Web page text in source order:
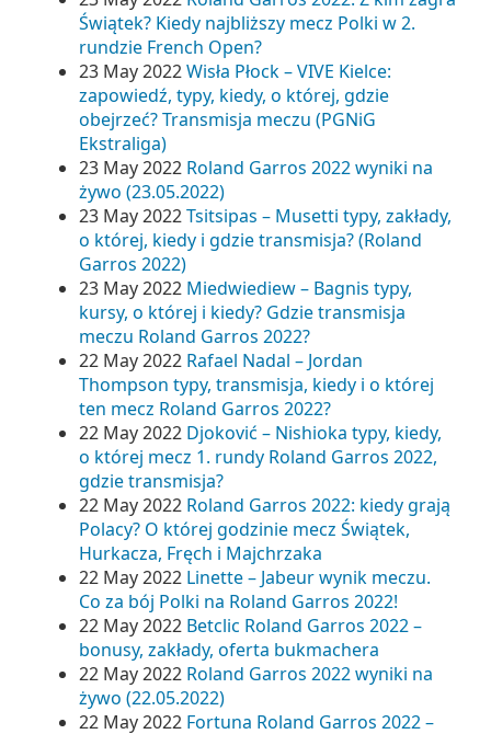
Świątek? Kiedy najbliższy mecz Polki w 2.
rundzie French Open?
23 May 2022Wisła Płock – VIVE Kielce:
zapowiedź, typy, kiedy, o której, gdzie
obejrzeć? Transmisja meczu (PGNiG
Ekstraliga)
23 May 2022 Roland Garros 2022 wyniki na
żywo (23.05.2022)
23 May 2022Tsitsipas – Musetti typy, zakłady,
o której, kiedy i gdzie transmisja? (Roland
Garros 2022)
23 May 2022 Miedwiediew – Bagnis typy,
kursy, o której i kiedy? Gdzie transmisja
meczu Roland Garros 2022?
22 May 2022 Rafael Nadal – Jordan
Thompson typy, transmisja, kiedy i o której
ten mecz Roland Garros 2022?
22 May 2022 Djoković – Nishioka typy, kiedy,
o której mecz 1. rundy Roland Garros 2022,
gdzie transmisja?
22 May 2022 Roland Garros 2022: kiedy grają
Polacy? O której godzinie mecz Świątek,
Hurkacza, Fręch i Majchrzaka
22 May 2022 Linette – Jabeur wynik meczu.
Co za bój Polki na Roland Garros 2022!
22 May 2022 Betclic Roland Garros 2022 –
bonusy, zakłady, oferta bukmachera
22 May 2022 Roland Garros 2022 wyniki na
żywo (22.05.2022)
22 May 2022 Fortuna Roland Garros 2022 –